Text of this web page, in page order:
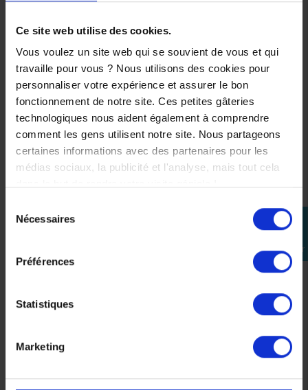
Ce site web utilise des cookies.
Vous voulez un site web qui se souvient de vous et qui
travaille pour vous ? Nous utilisons des cookies pour
personnaliser votre expérience et assurer le bon
fonctionnement de notre site. Ces petites gâteries
technologiques nous aident également à comprendre
comment les gens utilisent notre site. Nous partageons
certaines informations avec des partenaires pour les
médias sociaux, la publicité et l'analyse, mais tout cela
Nécessaires
Préférences
Statistiques
Marketing
perm_identity
connecter
1 498,92 €
199,98 €